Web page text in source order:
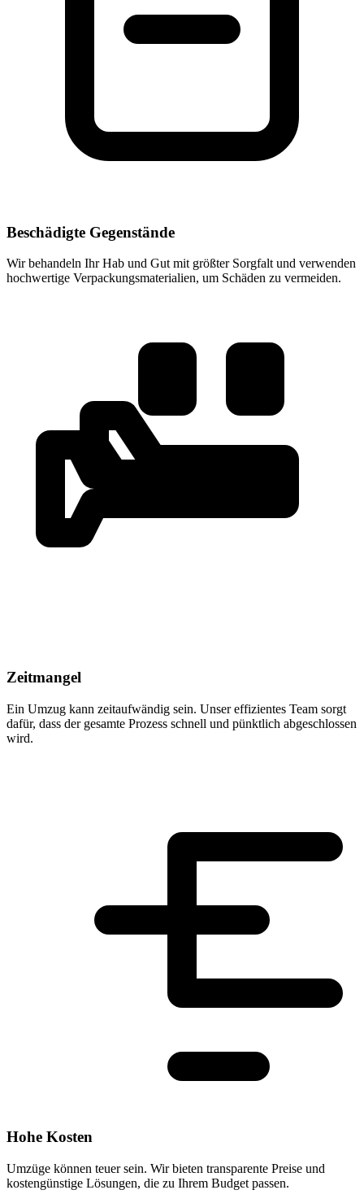
Beschädigte Gegenstände
Wir behandeln Ihr Hab und Gut mit größter Sorgfalt und verwenden
hochwertige Verpackungsmaterialien, um Schäden zu vermeiden.
Zeitmangel
Ein Umzug kann zeitaufwändig sein. Unser effizientes Team sorgt
dafür, dass der gesamte Prozess schnell und pünktlich abgeschlossen
wird.
Hohe Kosten
Umzüge können teuer sein. Wir bieten transparente Preise und
kostengünstige Lösungen, die zu Ihrem Budget passen.